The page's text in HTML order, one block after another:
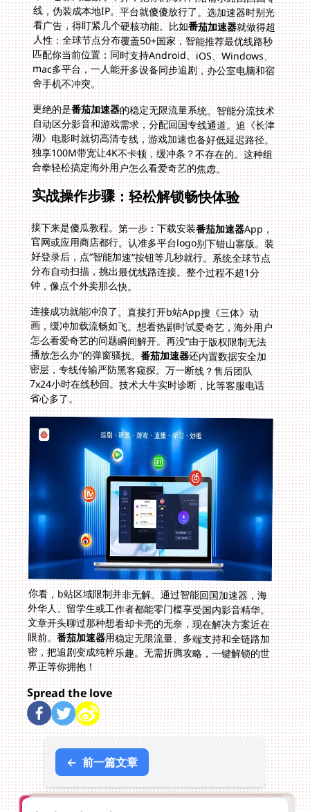
看广告，得盯紧几个硬核功能。比如番茄加速器就做得超
人性：全球节点分布覆盖50+国家，智能推荐最优线路秒
匹配你当前位置；同时支持Android、iOS、Windows、
mac多平台，一人能开多设备同步追剧，办公室电脑和宿
舍手机不冲突。
更绝的是番茄加速器的稳定无限流量系统。智能分流技术
自动区分影音和游戏需求，分配回国专线通道。追《长津
湖》电影时就切高清专线，游戏加速也备好低延迟路径。
独享100M带宽让4K不卡顿，缓冲条？不存在的。这种组
合拳轻松搞定海外用户怎么看爱奇艺的焦虑。
实战操作步骤：轻松解锁畅快体验
接下来是傻瓜教程。第一步：下载安装番茄加速器App，
官网或应用商店都行。认准多平台logo别下错山寨版。装
好登录后，点“智能加速”按钮等几秒就行。系统全球节点
分布自动扫描，挑出最优线路连接。整个过程不超1分
钟，像点个外卖那么快。
连接成功就能冲浪了。直接打开b站App搜《三体》动
画，缓冲加载流畅如飞。想看热剧时试爱奇艺，海外用户
怎么看爱奇艺的问题瞬间解开。再没“由于版权限制无法
播放怎么办”的弹窗骚扰。番茄加速器还内置数据安全加
密层，专线传输严防黑客窥探。万一断线？售后团队
7x24小时在线秒回。技术大牛实时诊断，比等客服电话
省心多了。
你看，b站区域限制并非无解。通过智能回国加速器，海
外华人、留学生或工作者都能零门槛享受国内影音精华。
文章开头聊过那种想看却卡壳的无奈，现在解决方案近在
眼前。番茄加速器用稳定无限流量、多端支持和全链路加
密，把追剧变成纯粹乐趣。无需折腾攻略，一键解锁的世
界正等你拥抱！
Spread the love
← 前一篇文章